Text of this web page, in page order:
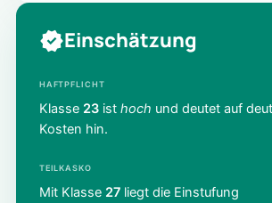
Einschätzung
HAFTPFLICHT
Klasse 23ist hoch und deutet auf
Kosten hin.
TEILKASKO
Mit Klasse 27liegt die Einstufung